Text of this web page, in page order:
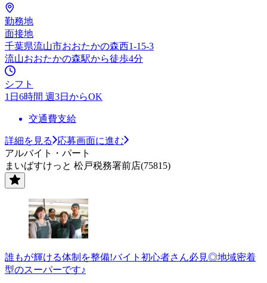
勤務地
面接地
千葉県流山市おおたかの森西1-15-3
流山おおたかの森駅から徒歩4分
シフト
1日6時間 週3日からOK
交通費支給
詳細を見る
応募画面に進む
アルバイト・パート
まいばすけっと 松戸税務署前店(75815)
誰もが輝ける体制を整備!バイト初心者さん必見◎地域密着
型のスーパーです♪